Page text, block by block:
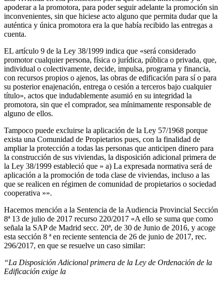
apoderar a la promotora, para poder seguir adelante la promoción sin
inconvenientes, sin que hiciese acto alguno que permita dudar que la
auténtica y única promotora era la que había recibido las entregas a
cuenta.
EL artículo 9 de la Ley 38/1999 indica que «será considerado
promotor cualquier persona, física o jurídica, pública o privada, que,
individual o colectivamente, decide, impulsa, programa y financia,
con recursos propios o ajenos, las obras de edificación para sí o para
su posterior enajenación, entrega o cesión a terceros bajo cualquier
título», actos que indudablemente asumió en su integridad la
promotora, sin que el comprador, sea mínimamente responsable de
alguno de ellos.
Tampoco puede excluirse la aplicación de la Ley 57/1968 porque
exista una Comunidad de Propietarios pues, con la finalidad de
ampliar la protección a todas las personas que anticipen dinero para
la construcción de sus viviendas, la disposición adicional primera de
la Ley 38/1999 estableció que » a) La expresada normativa será de
aplicación a la promoción de toda clase de viviendas, incluso a las
que se realicen en régimen de comunidad de propietarios o sociedad
cooperativa »».
Hacemos mención a la Sentencia de la Audiencia Provincial Sección
8ª 13 de julio de 2017 recurso 220/2017 «A ello se suma que como
señala la SAP de Madrid secc. 20ª, de 30 de Junio de 2016, y acoge
esta sección 8 ª en reciente sentencia de 26 de junio de 2017, rec.
296/2017, en que se resuelve un caso similar:
“La Disposición Adicional primera de la Ley de Ordenación de la
Edificación exige la